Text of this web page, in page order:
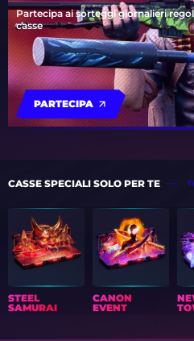
Partecipa ai sorteggi giornalieri
casse
PARTECIPA
CASSE SPECIALI SOLO PER TE
STEEL
SAMURAI
CANON
EVENT